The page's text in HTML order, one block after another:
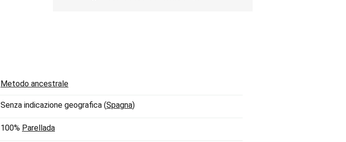
Metodo ancestrale
Senza indicazione geografica (Spagna)
100% Parellada